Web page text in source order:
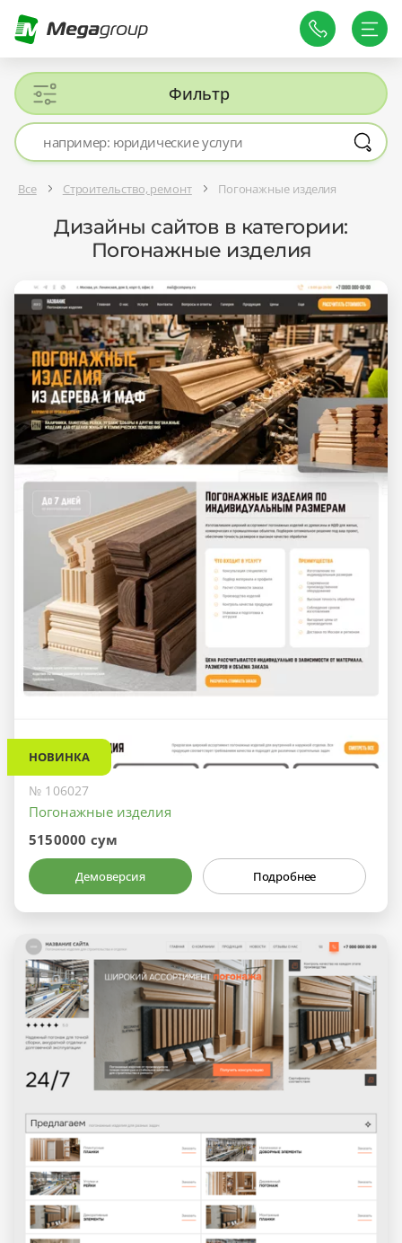
Фильтр
Все Строительство, ремонт Погонажные изделия
Дизайны сайтов в категории:
Погонажные изделия
НОВИНКА
№ 106027
Погонажные изделия
5150000 сум
Демоверсия Подробнее